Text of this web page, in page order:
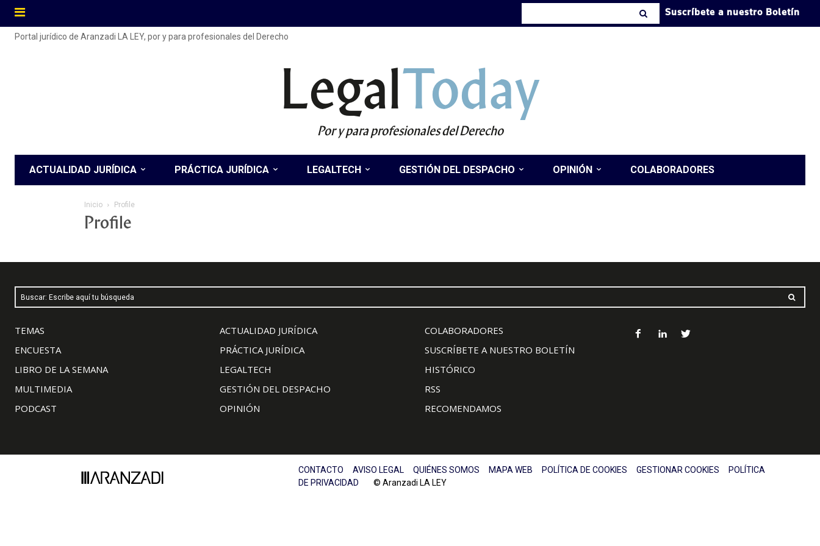
Suscríbete a nuestro Boletín
Portal jurídico de Aranzadi LA LEY, por y para profesionales del Derecho
LegalToday
Por y para profesionales del Derecho
ACTUALIDAD JURÍDICA PRÁCTICA JURÍDICA LEGALTECH GESTIÓN DEL DESPACHO OPINIÓN COLABORADORES
Inicio Profile
Profile
Buscar: Escribe aquí tu búsqueda
TEMAS
ENCUESTA
LIBRO DE LA SEMANA
MULTIMEDIA
PODCAST
ACTUALIDAD JURÍDICA
PRÁCTICA JURÍDICA
LEGALTECH
GESTIÓN DEL DESPACHO
OPINIÓN
COLABORADORES
SUSCRÍBETE A NUESTRO BOLETÍN
HISTÓRICO
RSS
RECOMENDAMOS
CONTACTO AVISO LEGAL QUIÉNES SOMOS MAPA WEB POLÍTICA DE COOKIES GESTIONAR COOKIES
POLÍTICA
DE PRIVACIDAD © Aranzadi LA LEY